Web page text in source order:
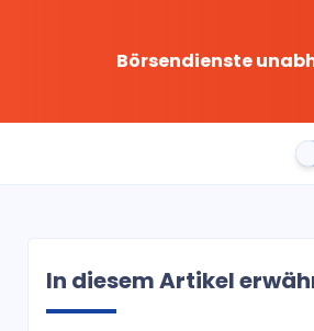
Börsendienste
In diesem Artikel